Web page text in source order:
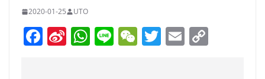
2020-01-25 UTO
F Si W Li W T E